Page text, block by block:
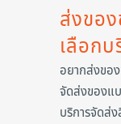
ส่งขอ
เลือก
อยากส่งขอ
จัดส่งของแ
บริการจัดส่ง